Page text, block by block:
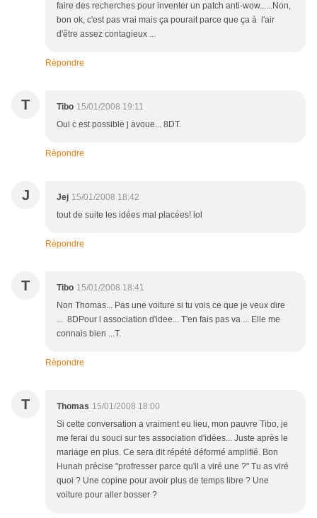
faire des recherches pour inventer un patch anti-wow......Non,
bon ok, c'est pas vrai mais ça pourait parce que ça à l'air
d'être assez contagieux ...
Répondre
T Tibo 15/01/2008 19:11
Oui c est possible j avoue... 8DT.
Répondre
J Jej 15/01/2008 18:42
tout de suite les idées mal placées! lol
Répondre
T Tibo 15/01/2008 18:41
Non Thomas... Pas une voiture si tu vois ce que je veux dire
... 8DPour l association d'idee... T'en fais pas va ... Elle me
connais bien ...T.
Répondre
T Thomas 15/01/2008 18:00
Si cette conversation a vraiment eu lieu, mon pauvre Tibo, je
me ferai du souci sur tes association d'idées... Juste après le
mariage en plus. Ce sera dit répété déformé amplifié. Bon
Hunah précise "profresser parce qu'il a viré une ?" Tu as viré
quoi ? Une copine pour avoir plus de temps libre ? Une
voiture pour aller bosser ?